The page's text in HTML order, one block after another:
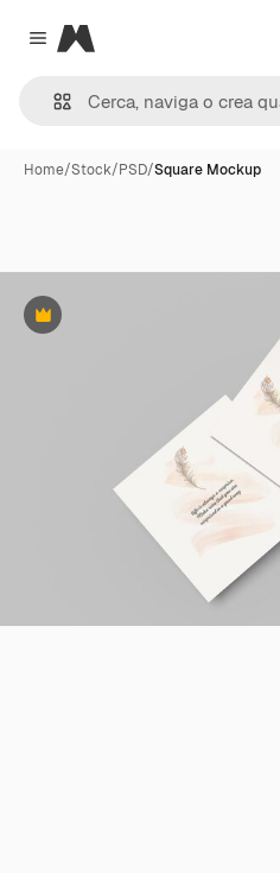
Close menu
Magnific
Home/Stock/PSD/Square Mockup
Premium